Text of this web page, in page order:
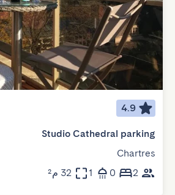
4.9
Studio Cathedral parking
Chartres
2
0
1 32 م²